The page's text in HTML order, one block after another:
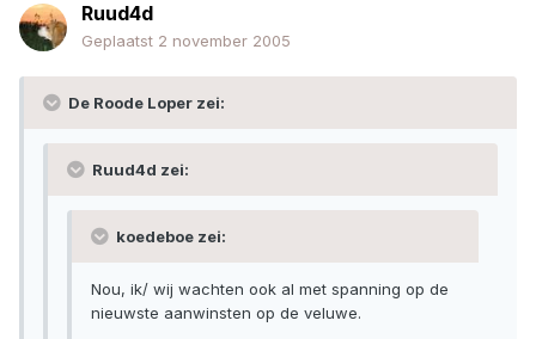
Ruud4d
Geplaatst 2 november 2005
De Roode Loper zei:
Ruud4d zei:
koedeboe zei:
Nou, ik/ wij wachten ook al met spanning op de
nieuwste aanwinsten op de veluwe.